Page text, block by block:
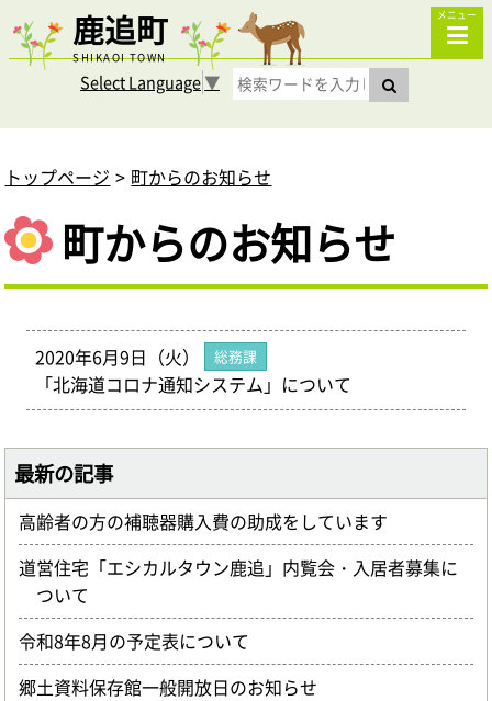
鹿追町
SHIKAOI TOWN
メニュー
Select Language▼
トップページ 町からのお知らせ
町からのお知らせ
2020年6月9日（火） 総務課
「北海道コロナ通知システム」について
最新の記事
高齢者の方の補聴器購入費の助成をしています
道営住宅「エシカルタウン鹿追」内覧会・入居者募集に
ついて
令和8年8月の予定表について
郷土資料保存館一般開放日のお知らせ